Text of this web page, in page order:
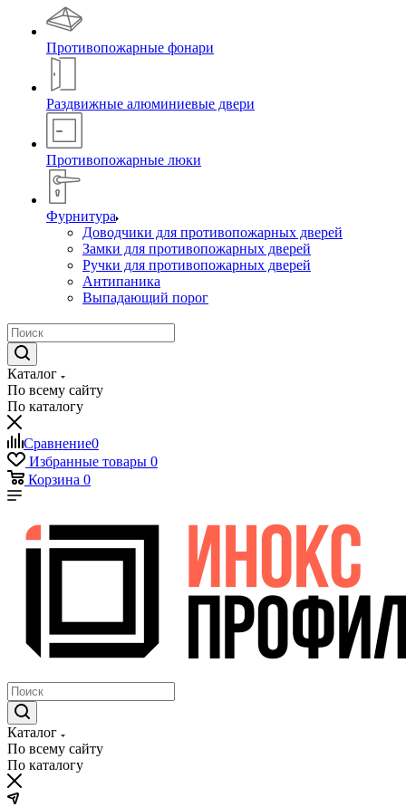
Противопожарные фонари
Раздвижные алюминиевые двери
Противопожарные люки
Фурнитура
Доводчики для противопожарных дверей
Замки для противопожарных дверей
Ручки для противопожарных дверей
Антипаника
Выпадающий порог
Каталог
По всему сайту
По каталогу
Сравнение0
Избранные товары 0
Корзина 0
Каталог
По всему сайту
По каталогу